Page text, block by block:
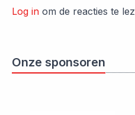
Log in om de reacties te
Onze sponsoren